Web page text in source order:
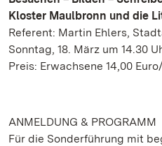
Kloster Maulbronn und die
Referent: Martin Ehlers,
Sonntag, 18. März um 14.30
Preis: Erwachsene 14,00
ANMELDUNG & PROGRAMM
Für die Sonderführung mit